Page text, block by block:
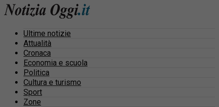
Ultime notizie
Attualità
Cronaca
Economia e scuola
Politica
Cultura e turismo
Sport
Zone